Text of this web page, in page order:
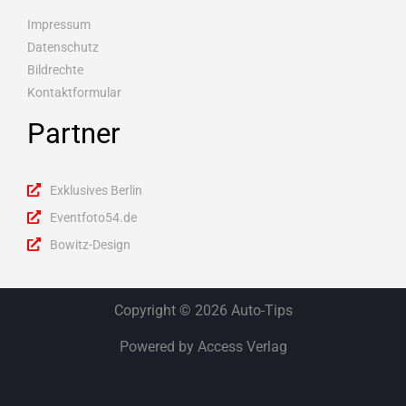
Impressum
Datenschutz
Bildrechte
Kontaktformular
Partner
Exklusives Berlin
Eventfoto54.de
Bowitz-Design
Copyright © 2026 Auto-Tips
Powered by Access Verlag